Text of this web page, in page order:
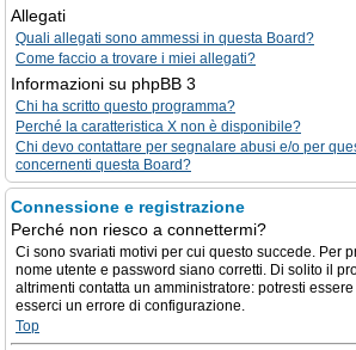
Allegati
Quali allegati sono ammessi in questa Board?
Come faccio a trovare i miei allegati?
Informazioni su phpBB 3
Chi ha scritto questo programma?
Perché la caratteristica X non è disponibile?
Chi devo contattare per segnalare abusi e/o per
concernenti questa Board?
Connessione e registrazione
Perché non riesco a connettermi?
Ci sono svariati motivi per cui questo succede. Per
nome utente e password siano corretti. Di solito il
altrimenti contatta un amministratore: potresti
esserci un errore di configurazione.
Top